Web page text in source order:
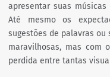
apresentar suas
Até mesmo os
sugestões de palavras ou
maravilhosas, mas com
perdida entre tantas